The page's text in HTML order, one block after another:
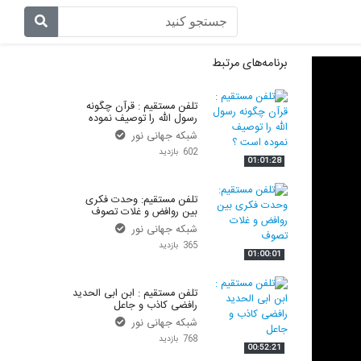
تلفن مستقیم – حسینی
تلفن مستقیم – سجودی
تلفن مستقیم – اسماعیلی
تلفن مستقیم – دکتر امرا
در رکاب قرآن
فتوای جمعه
اندیشه برتر
اهل بیت
ای بسا ابلیس آدم رو
بازتاب
تلفن گویا
خبر پلاس
برنامه‌های مرتبط
01:01:28
تلفن مستقیم : قرآن چگونه
رسول الله را توصیف نموده
است ؟
شبکه جهانی نور
602 بازدید
01:00:01
تلفن مستقیم: وحدت فکری
بین روافض و غلات تصوف
شبکه جهانی نور
365 بازدید
00:52:21
تلفن مستقیم : ابن ابی الحدید
رافضی کاذب و جاعل
شبکه جهانی نور
768 بازدید